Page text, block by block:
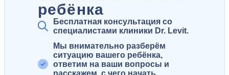
ребёнка
Бесплатная консультация со
специалистами клиники Dr. Levit.
Мы внимательно разберём
ситуацию вашего ребёнка,
ответим на ваши вопросы и